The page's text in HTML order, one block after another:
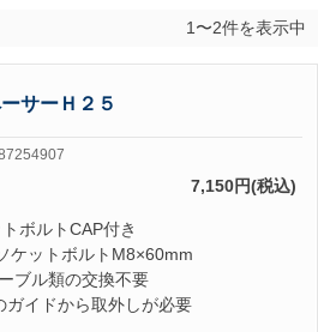
1〜2件を表示中
サーＨ２５
7,150円(税込)
ボルトCAP付き
ケットボルトM8×60mm
ブル類の交換不要
イドから取外しが必要